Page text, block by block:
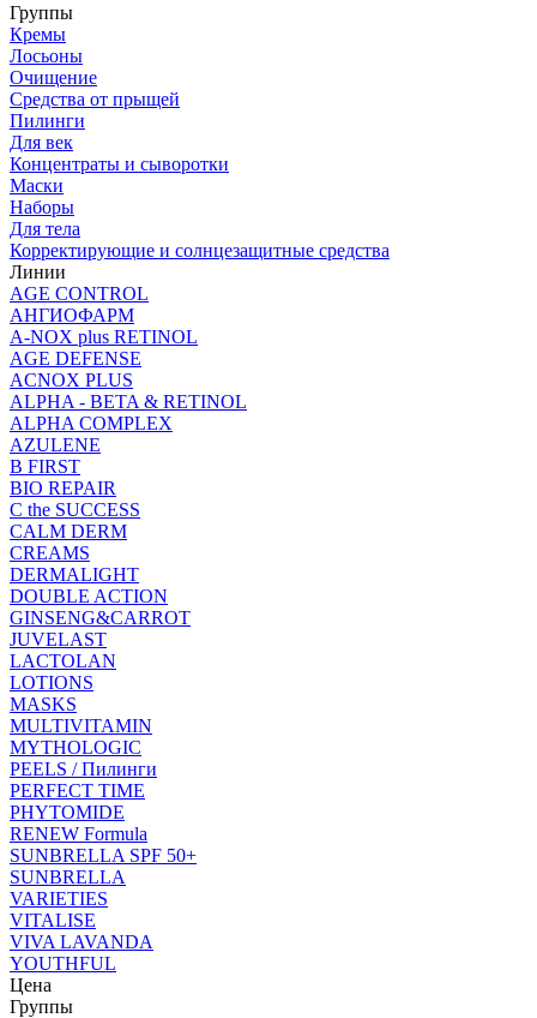
Группы
Кремы
Лосьоны
Очищение
Средства от прыщей
Пилинги
Для век
Концентраты и сыворотки
Маски
Наборы
Для тела
Корректирующие и солнцезащитные средства
Линии
AGE CONTROL
АНГИОФАРМ
A-NOX plus RETINOL
AGE DEFENSE
ACNOX PLUS
ALPHA - BETA & RETINOL
ALPHA COMPLEX
AZULENE
B FIRST
BIO REPAIR
C the SUCCESS
CALM DERM
CREAMS
DERMALIGHT
DOUBLE ACTION
GINSENG&CARROT
JUVELAST
LACTOLAN
LOTIONS
MASKS
MULTIVITAMIN
MYTHOLOGIC
PEELS / Пилинги
PERFECT TIME
PHYTOMIDE
RENEW Formula
SUNBRELLA SPF 50+
SUNBRELLA
VARIETIES
VITALISE
VIVA LAVANDA
YOUTHFUL
Цена
Группы